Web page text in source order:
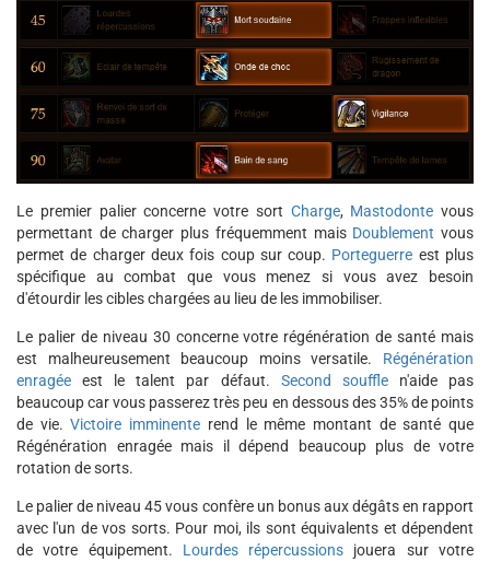
Le premier palier concerne votre sort Charge, Mastodonte vous
permettant de charger plus fréquemment mais Doublement vous
permet de charger deux fois coup sur coup. Porteguerre est plus
spécifique au combat que vous menez si vous avez besoin
d'étourdir les cibles chargées au lieu de les immobiliser.
Le palier de niveau 30 concerne votre régénération de santé mais
est malheureusement beaucoup moins versatile. Régénération
enragée est le talent par défaut. Second soufflen'aide pas
beaucoup car vous passerez très peu en dessous des 35% de points
de vie.Victoire imminente rend le même montant de santé que
Régénération enragée mais il dépend beaucoup plus de votre
rotation de sorts.
Le palier de niveau 45 vous confère un bonus aux dégâts en rapport
avec l'un de vos sorts. Pour moi, ils sont équivalents et dépendent
de votre équipement. Lourdes répercussions jouera sur votre